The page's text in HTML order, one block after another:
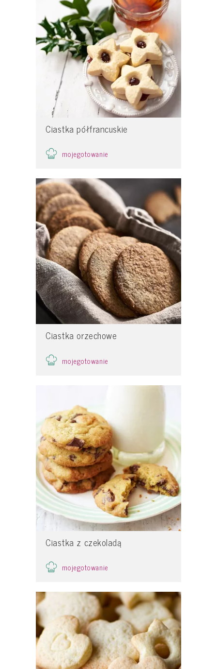
Ciastka półfrancuskie
mojegotowanie
Ciastka orzechowe
mojegotowanie
Ciastka z czekoladą
mojegotowanie